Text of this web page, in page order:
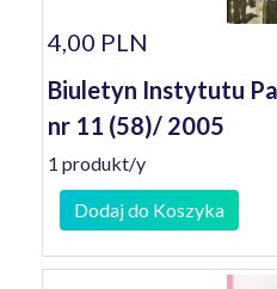
4,00 PLN
Biuletyn Instytutu
nr 11 (58)/ 2005
1 produkt/y
Dodaj do Koszyka